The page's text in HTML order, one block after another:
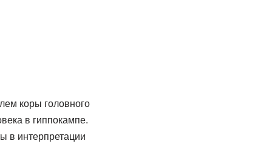
коры головного
в гиппокампе.
в интерпретации